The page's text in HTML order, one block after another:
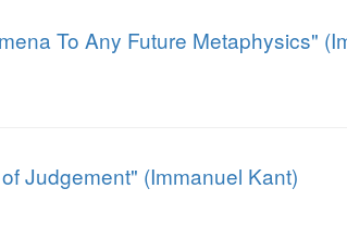
To Any Future Metaphysics"
Judgement" (Immanuel Kant)